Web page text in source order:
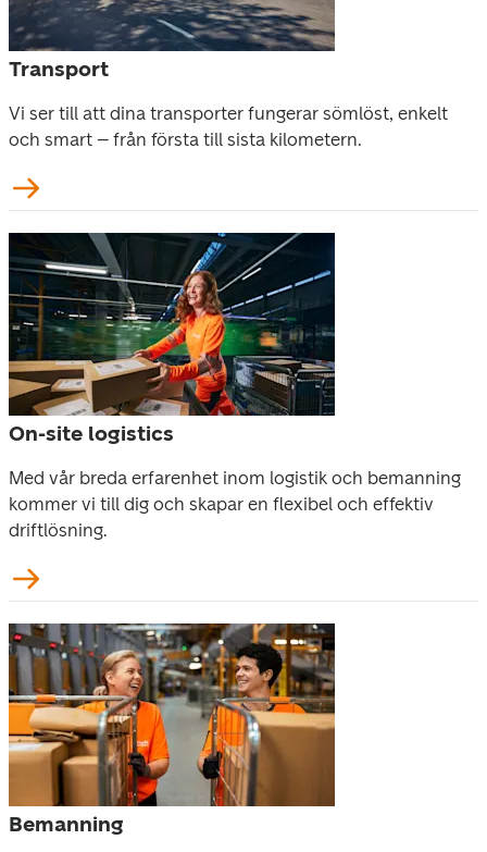
Transport
Vi ser till att dina transporter fungerar sömlöst, enkelt
och smart – från första till sista kilometern.
On-site logistics
Med vår breda erfarenhet inom logistik och bemanning
kommer vi till dig och skapar en flexibel och effektiv
driftlösning.
Bemanning